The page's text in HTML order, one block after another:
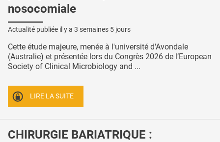
nosocomiale
Actualité publiée il y a 3 semaines 5 jours
Cette étude majeure, menée à l'université d'Avondale
(Australie) et présentée lors du Congrès 2026 de l’European
Society of Clinical Microbiology and ...
LIRE LA SUITE
CHIRURGIE BARIATRIQUE :